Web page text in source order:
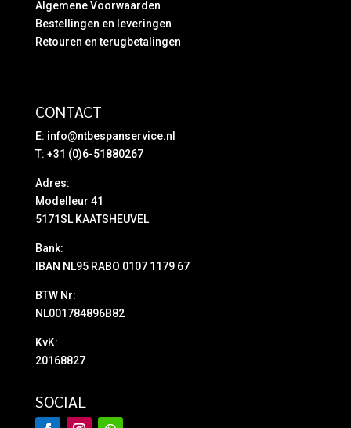
Algemene Voorwaarden
Bestellingen en leveringen
Retouren en terugbetalingen
CONTACT
E: info@ntbespanservice.nl
T: +31 (0)6-51880267
Adres:
Modelleur 41
5171SL KAATSHEUVEL
Bank:
IBAN NL95 RABO 0107 1179 67
BTW Nr:
NL001784896B82
KvK:
20168827
SOCIAL